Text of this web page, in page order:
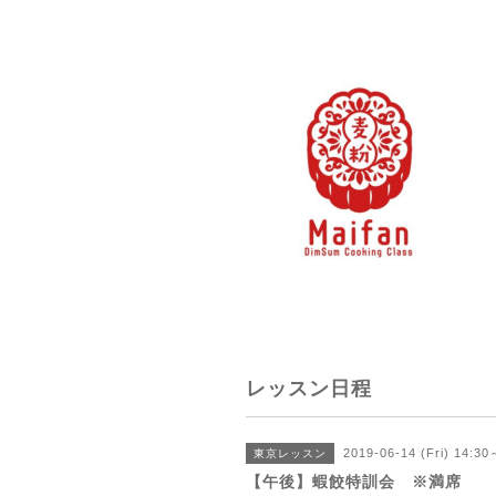
レッスン日程
東京レッスン 2019-06-14 (Fri) 14:30
【午後】蝦餃特訓会 ※満席